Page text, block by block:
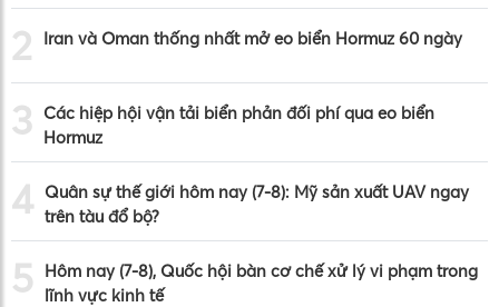
2 Iran và Oman thống nhất mở eo biển Hormuz 60 ngày
3 Các hiệp hội vận tải biển phản đối phí qua eo biển
Hormuz
4 Quân sự thế giới hôm nay (7-8): Mỹ sản xuất UAV ngay
trên tàu đổ bộ?
5
Hôm nay (7-8), Quốc hội bàn cơ chế xử lý vi phạm trong
lĩnh vực kinh tế